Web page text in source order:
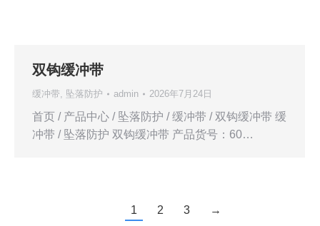
双钩缓冲带
缓冲带, 坠落防护 admin 2026年7月24日
首页 / 产品中心 / 坠落防护 / 缓冲带 / 双钩缓冲带 缓
冲带 / 坠落防护 双钩缓冲带 产品货号：60…
1 2 3 →